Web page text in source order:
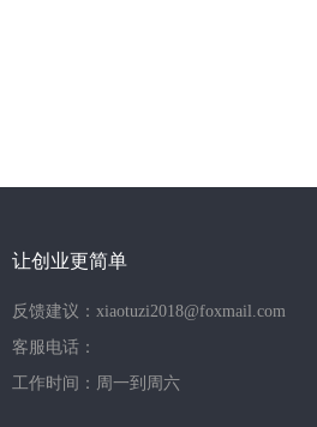
让创业更简单
反馈建议：xiaotuzi2018@foxmail.com
客服电话：
工作时间：周一到周六